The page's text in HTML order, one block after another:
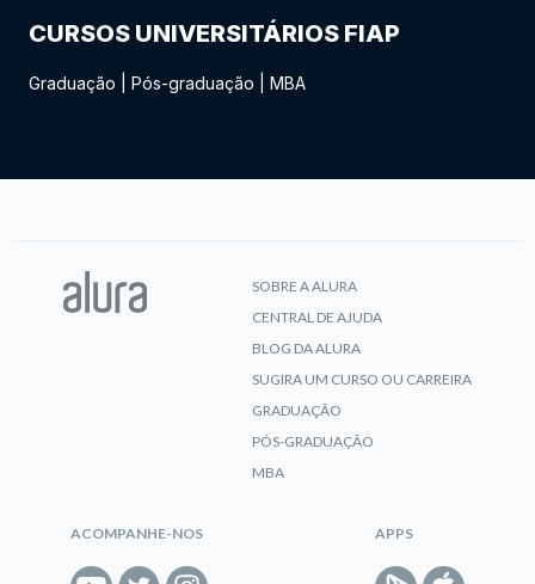
CURSOS UNIVERSITÁRIOS FIAP
Graduação Pós-graduação MBA
SOBRE A ALURA
CENTRAL DE AJUDA
BLOG DA ALURA
SUGIRA UM CURSO OU CARREIRA
GRADUAÇÃO
PÓS-GRADUAÇÃO
MBA
ACOMPANHE-NOS APPS